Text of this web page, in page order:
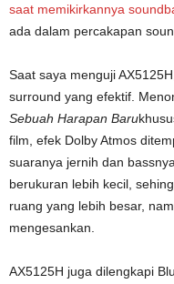
saat memikirkannya
ada dalam percakapan
Saat saya menguji
surround yang efektif.
Sebuah Harapan Baru
film, efek Dolby Atmos
suaranya jernih dan
berukuran lebih kecil,
ruang yang lebih besar,
mengesankan.
AX5125H juga dilengkapi